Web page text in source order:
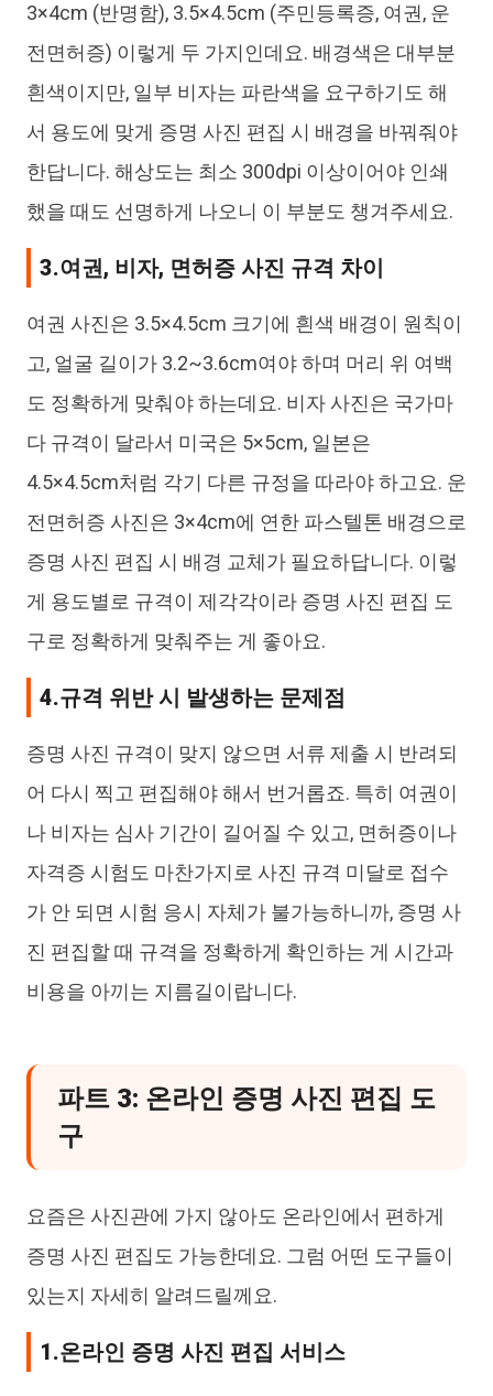
3×4cm (반명함), 3.5×4.5cm (주민등록증, 여권, 운
전면허증) 이렇게 두 가지인데요. 배경색은 대부분
흰색이지만, 일부 비자는 파란색을 요구하기도 해
서 용도에 맞게 증명 사진 편집 시 배경을 바꿔줘야
한답니다. 해상도는 최소 300dpi 이상이어야 인쇄
했을 때도 선명하게 나오니 이 부분도 챙겨주세요.
3.여권, 비자, 면허증 사진 규격 차이
여권 사진은 3.5×4.5cm 크기에 흰색 배경이 원칙이
고, 얼굴 길이가 3.2~3.6cm여야 하며 머리 위 여백
도 정확하게 맞춰야 하는데요. 비자 사진은 국가마
다 규격이 달라서 미국은 5×5cm, 일본은
4.5×4.5cm처럼 각기 다른 규정을 따라야 하고요. 운
전면허증 사진은 3×4cm에 연한 파스텔톤 배경으로
증명 사진 편집 시 배경 교체가 필요하답니다. 이렇
게 용도별로 규격이 제각각이라 증명 사진 편집 도
구로 정확하게 맞춰주는 게 좋아요.
4.규격 위반 시 발생하는 문제점
증명 사진 규격이 맞지 않으면 서류 제출 시 반려되
어 다시 찍고 편집해야 해서 번거롭죠. 특히 여권이
나 비자는 심사 기간이 길어질 수 있고, 면허증이나
자격증 시험도 마찬가지로 사진 규격 미달로 접수
가 안 되면 시험 응시 자체가 불가능하니까, 증명 사
진 편집할 때 규격을 정확하게 확인하는 게 시간과
비용을 아끼는 지름길이랍니다.
파트 3: 온라인 증명 사진 편집 도
구
요즘은 사진관에 가지 않아도 온라인에서 편하게
증명 사진 편집도 가능한데요. 그럼 어떤 도구들이
있는지 자세히 알려드릴께요.
1.온라인 증명 사진 편집 서비스